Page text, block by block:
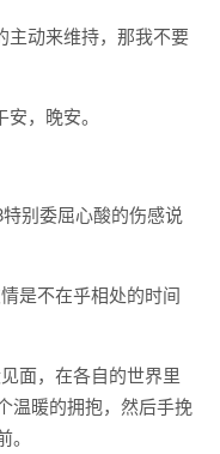
主动来维持，那我不要
，晚安。
是不在乎相处的时间
面，在各自的世界里
温暖的拥抱，然后手挽